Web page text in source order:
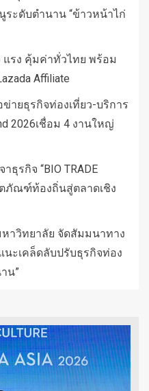
ระดับตำนาน “ข้าวหน้าไก่
แรง คุ้มค่าทั่วไทย พร้อม
Affiliate
ายธุรกิจท่องเที่ยว-บริการ
2026เชื่อม 4 งานใหญ่
ธุรกิจ “BIO TRADE
ตภัณฑ์ท้องถิ่นสู่ตลาดเชิง
าวิทยาลัย จัดสัมมนาทาง
นะเคล็ดลับปรับธุรกิจท่อง
น”